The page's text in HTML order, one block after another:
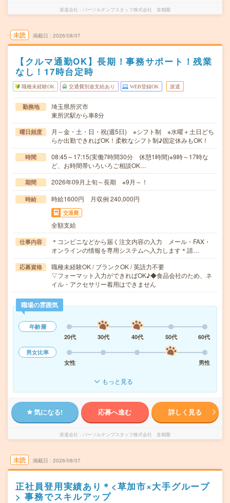
派遣会社 パーソルテンプスタッフ株式会社 首都圏
未読 掲載日 2026/08/07
【クルマ通勤OK】長期！事務サポート！残業
なし！17時台定時
職種未経験OK 交通費別途支給あり WEB登録OK 派遣
勤務地
埼玉県所沢市
東所沢駅から車8分
曜日頻度
月～金・土・日・祝(週5日) ※シフト制 ※水曜＋土日どち
らか出勤できればOK！柔軟なシフト制♪固定休みもOK！
時間
08:45～17:15(実働7時間30分 休憩1時間)※9時～17時な
ど、お時間帯いろいろご相談OK…
期間 2026年09月上旬～長期 ※9月～！
時給 時給1600円 月収例 240,000円
交通費
全額支給
仕事内容
＊コンビニなどから届く注文内容の入力 メール・FAX・
オンラインの情報を専用システムへ入力します＊請…
応募資格
職種未経験OK / ブランクOK / 英語力不要
▽フォーマット入力ができればOK♪◆食品会社のため、ネ
イル・アクセサリー着用はできません
職場の雰囲気
年齢層
20代
30代 40代 50代
60代
男女比率
女性
男性
もっと見る
気になる! 応募へ進む 詳しく見る
派遣会社 パーソルテンプスタッフ株式会社 首都圏
未読 掲載日 2026/08/07
正社員登用実績あり＊<草加市×大手グループ
> 事務でスキルアップ